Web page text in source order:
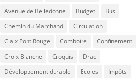
Avenue de Belledonne
Budget
Bus
Chemin du Marchand
Circulation
Claix Pont Rouge
Comboire
Confinement
Croix Blanche
Croquis
Drac
Développement durable
Ecoles
Impôts